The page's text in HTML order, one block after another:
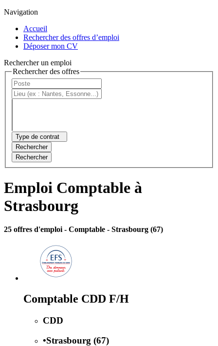
Navigation
Accueil
Rechercher des offres d’emploi
Déposer mon CV
Rechercher un emploi
Rechercher des offres
Type de contrat
Rechercher
Rechercher
Emploi Comptable à
Strasbourg
25 offres d'emploi - Comptable - Strasbourg (67)
Comptable CDD F/H
CDD
•Strasbourg (67)